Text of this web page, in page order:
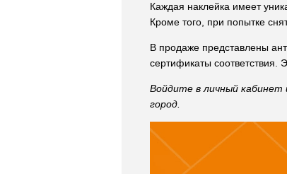
Каждая наклейка имеет
Кроме того, при попытке
В продаже представлены
сертификаты соответствия.
Войдите в личный кабинет
город.